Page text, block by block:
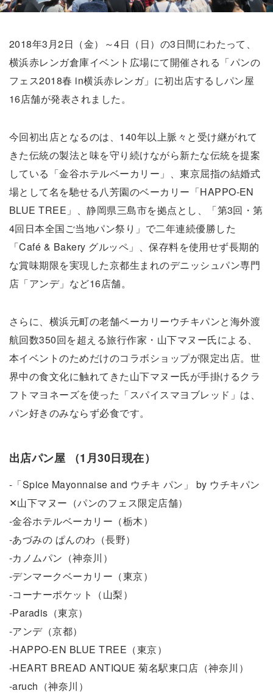
2018年3月2日（金）～4日（日）の3日間にわたって、
横浜赤レンガ倉庫イベント広場にて開催される「パンの
フェス2018春 in横浜赤レンガ」に初出店するしパン屋
16店舗が発表されました。
今回初出店となるのは、140年以上脈々と受け継がれて
きた伝統の製法と味を守り続けながら新たな伝統を提案
している「金谷ホテルベーカリー」、東京屈指の結婚式
場として名を馳せる八芳園のベーカリー「HAPPO-EN
BLUE TREE」、静岡県三島市を拠点とし、「第3回・第
4回日本全国ご当地パン祭り」で二年連続優勝した
「Café & Bakery グルッペ」、保存料を使用せず長期的
な賞味期限を実現した京都生まれのデニッシュパン専門
店「アンデ」など16店舗。
さらに、横浜元町の老舗ベーカリーウチキパンと海外渡
航回数350回を超える旅行作家・山下マヌー氏による、
本イベントのためだけのコラボショップが限定出店。世
界中の食文化に触れてきた山下マヌー氏が手掛けるクラ
フトマヨネーズを使った「スパイスマヨブレッド」は、
パン好きのみならず必食です。
出店パン屋 （1月30日現在）
-「Spice Mayonnaise and ウチキ パン」 by ウチキパン
✕山下マヌー（パンのフェス限定店舗）
-金谷ホテルベーカリー（栃木）
-あづみの ぱんのわ（長野）
-カノムパン（神奈川）
-デンマークベーカリー（東京）
-コーナーポケット（山梨）
-Paradis（東京）
-アンデ（京都）
-HAPPO-EN BLUE TREE（東京）
-HEART BREAD ANTIQUE 菊名駅東口店（神奈川）
-aruch（神奈川）